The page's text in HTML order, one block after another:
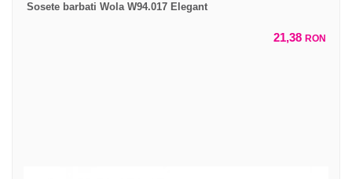
Sosete barbati Wola W94.017 Elegant
21,38 RON